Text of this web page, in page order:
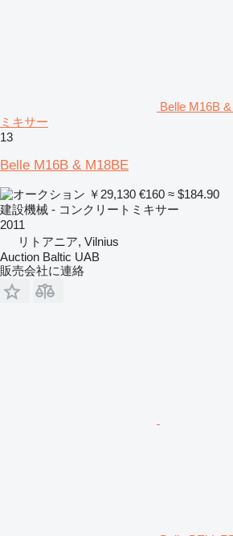
Belle M16B
ミキサー
13
Belle M16B & M18BE
￥29,130 €160 ≈ $184.90
建設機械 - コンクリートミキサー
2011
リトアニア, Vilnius
Auction Baltic UAB
販売会社に連絡